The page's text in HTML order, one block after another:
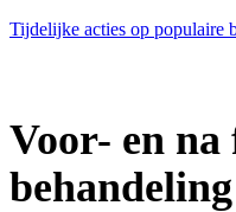
Tijdelijke acties op populaire
Voor- en na
behandeling